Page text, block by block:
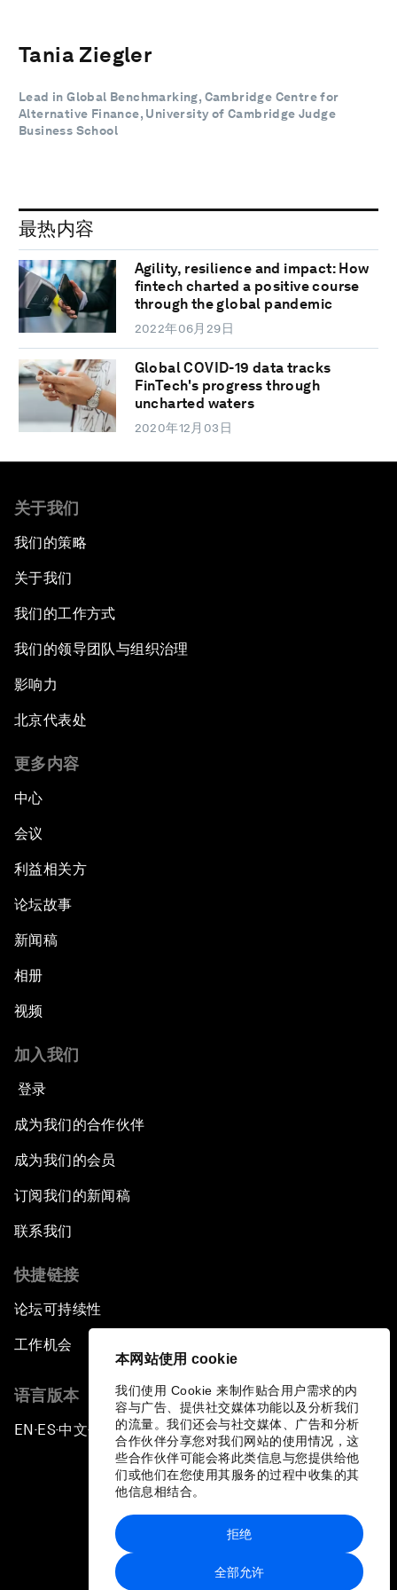
本网站使用 cookie
我们使用 Cookie 来制作贴合用户需求的内
容与广告、提供社交媒体功能以及分析我们
的流量。我们还会与社交媒体、广告和分析
合作伙伴分享您对我们网站的使用情况，这
些合作伙伴可能会将此类信息与您提供给他
们或他们在您使用其服务的过程中收集的其
他信息相结合。
全部允许
拒绝
Tania Ziegler
Lead in Global Benchmarking, Cambridge Centre for
Alternative Finance, University of Cambridge Judge
Business School
最热内容
Agility, resilience and impact: How
fintech charted a positive course
through the global pandemic
2022年06月29日
Global COVID-19 data tracks
FinTech's progress through
uncharted waters
2020年12月03日
关于我们
我们的策略
关于我们
我们的工作方式
我们的领导团队与组织治理
影响力
北京代表处
更多内容
中心
会议
利益相关方
论坛故事
新闻稿
相册
视频
加入我们
登录
成为我们的合作伙伴
成为我们的会员
订阅我们的新闻稿
联系我们
快捷链接
论坛可持续性
工作机会
语言版本
EN ▪ ES▪中文▪ 日本語
站点地图